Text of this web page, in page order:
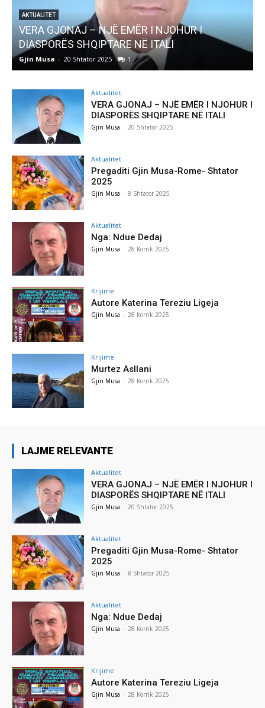
AKTUALITET
VERA GJONAJ – NJË EMËR I NJOHUR I
DIASPORËS SHQIPTARE NË ITALI
Gjin Musa - 20 Shtator 2025 1
Aktualitet
VERA GJONAJ – NJË EMËR I NJOHUR I
DIASPORËS SHQIPTARE NË ITALI
Gjin Musa - 20 Shtator 2025
Aktualitet
Pregaditi Gjin Musa-Rome- Shtator
2025
Gjin Musa - 8 Shtator 2025
Aktualitet
Nga: Ndue Dedaj
Gjin Musa - 28 Korrik 2025
Krijime
Autore Katerina Tereziu Ligeja
Gjin Musa - 28 Korrik 2025
Krijime
Murtez Asllani
Gjin Musa - 28 Korrik 2025
LAJME RELEVANTE
Aktualitet
VERA GJONAJ – NJË EMËR I NJOHUR I
DIASPORËS SHQIPTARE NË ITALI
Gjin Musa - 20 Shtator 2025
Aktualitet
Pregaditi Gjin Musa-Rome- Shtator
2025
Gjin Musa - 8 Shtator 2025
Aktualitet
Nga: Ndue Dedaj
Gjin Musa - 28 Korrik 2025
Krijime
Autore Katerina Tereziu Ligeja
Gjin Musa - 28 Korrik 2025